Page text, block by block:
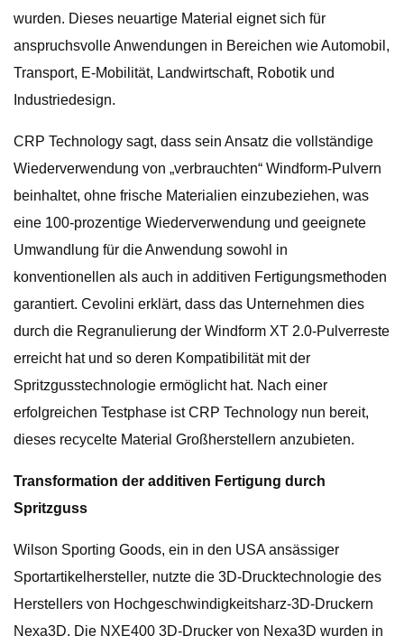
wurden. Dieses neuartige Material eignet sich für
anspruchsvolle Anwendungen in Bereichen wie Automobil,
Transport, E-Mobilität, Landwirtschaft, Robotik und
Industriedesign.
CRP Technology sagt, dass sein Ansatz die vollständige
Wiederverwendung von „verbrauchten“ Windform-Pulvern
beinhaltet, ohne frische Materialien einzubeziehen, was
eine 100-prozentige Wiederverwendung und geeignete
Umwandlung für die Anwendung sowohl in
konventionellen als auch in additiven Fertigungsmethoden
garantiert. Cevolini erklärt, dass das Unternehmen dies
durch die Regranulierung der Windform XT 2.0-Pulverreste
erreicht hat und so deren Kompatibilität mit der
Spritzgusstechnologie ermöglicht hat. Nach einer
erfolgreichen Testphase ist CRP Technology nun bereit,
dieses recycelte Material Großherstellern anzubieten.
Transformation der additiven Fertigung durch
Spritzguss
Wilson Sporting Goods, ein in den USA ansässiger
Sportartikelhersteller, nutzte die 3D-Drucktechnologie des
Herstellers von Hochgeschwindigkeitsharz-3D-Druckern
Nexa3D. Die NXE400 3D-Drucker von Nexa3D wurden in